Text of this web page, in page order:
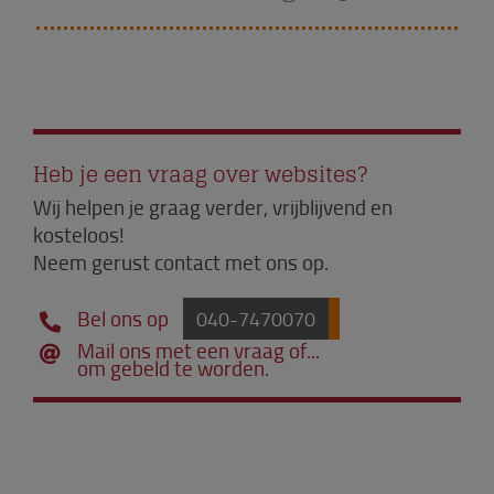
Heb je een vraag over websites?
Wij helpen je graag verder, vrijblijvend en
kosteloos!
Neem gerust contact met ons op.
Bel ons op 040-7470070
Mail ons met een vraag of...
om gebeld te worden.